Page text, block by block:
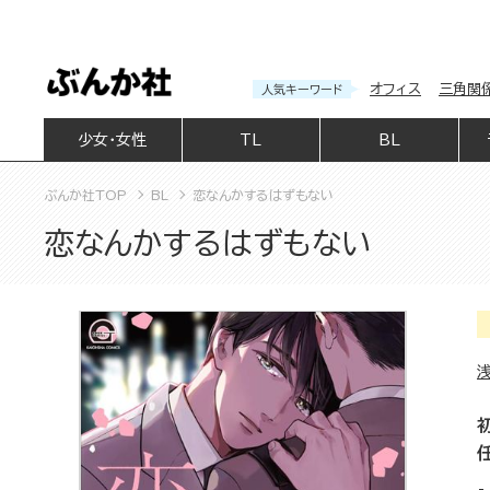
人気キーワード オフィス 三角関
少女・女性 BL
ぶんか社TOP BL 恋なんかするはずもない
恋なんかするはずもない